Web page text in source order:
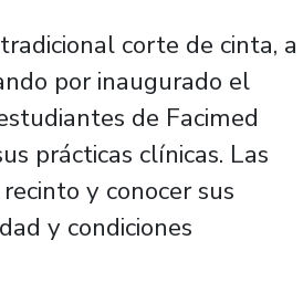
corte de cinta, a
por inaugurado el
de Facimed
prácticas clínicas. Las
y conocer sus
y condiciones